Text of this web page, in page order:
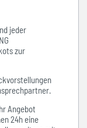
jeder
zur
Angebot
24h eine